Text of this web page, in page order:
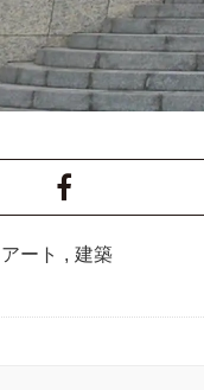
アート , 建築